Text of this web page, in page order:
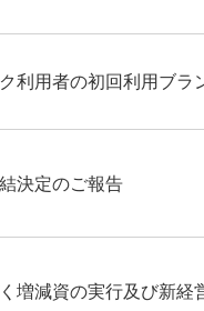
利用者の初回利用ブラ
決定のご報告
増減資の実行及び新経